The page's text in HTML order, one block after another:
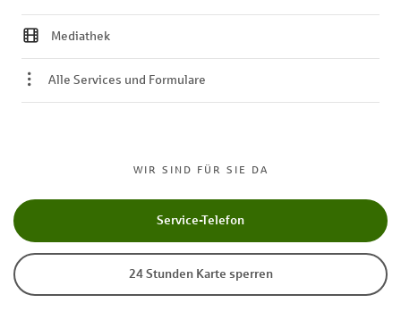
WIR SIND FÜR SIE DA
Service-Telefon
24 Stunden Karte sperren
Mediathek
Alle Services und Formulare